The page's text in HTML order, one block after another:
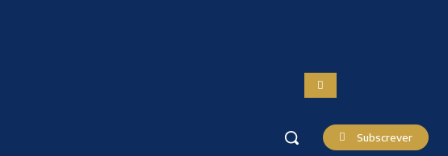
Subscrever